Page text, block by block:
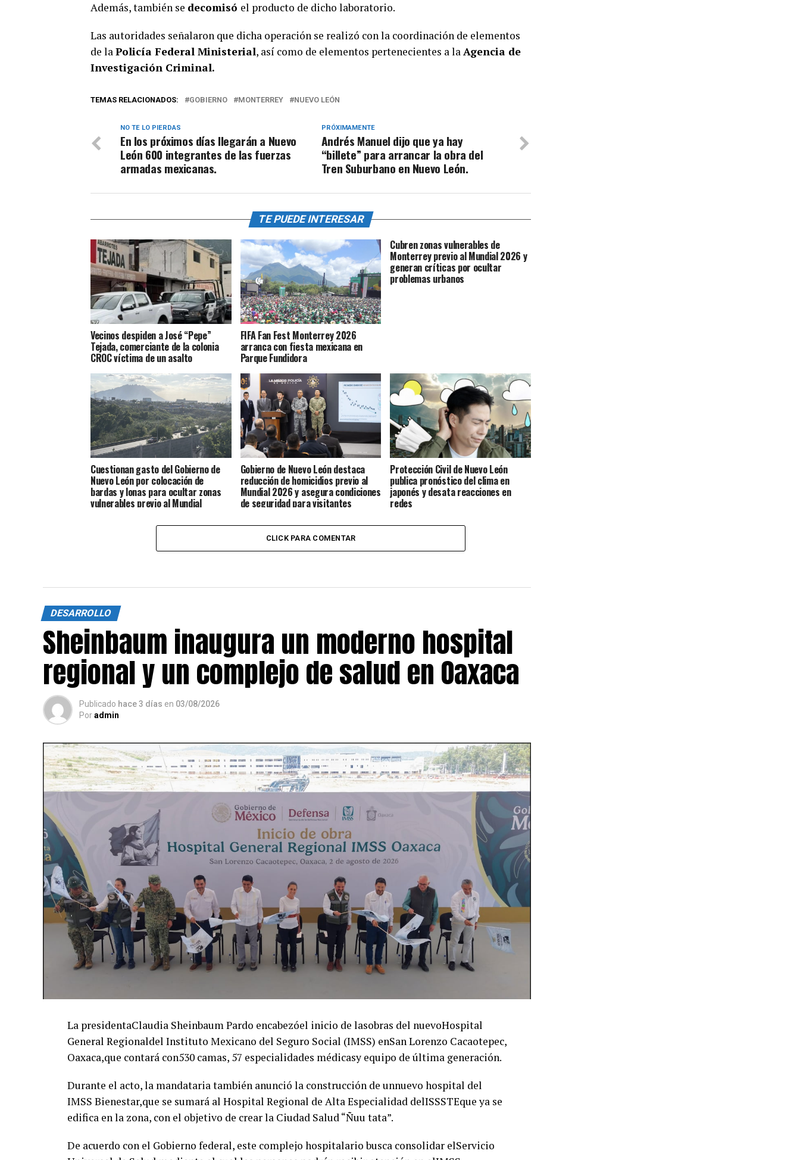
Además, también se decomisó el producto de dicho laboratorio.
Las autoridades señalaron que dicha operación se realizó con la coordinación de elementos
de laPolicía Federal Ministerial, así como de elementos pertenecientes a laAgencia de
Investigación Criminal.
TEMAS RELACIONADOS: GOBIERNO MONTERREY NUEVO LEÓN
PRÓXIMAMENTE
Andrés Manuel dijo que ya hay
“billete” para arrancar la obra del
Tren Suburbano en Nuevo León.
NO TE LO PIERDAS
En los próximos días llegarán a Nuevo
León 600 integrantes de las fuerzas
armadas mexicanas.
TE PUEDE INTERESAR
Vecinos despiden a José “Pepe”
Tejada, comerciante de la colonia
CROC víctima de un asalto
FIFA Fan Fest Monterrey 2026
arranca con fiesta mexicana en
Parque Fundidora
Cubren zonas vulnerables de
Monterrey previo al Mundial 2026 y
generan críticas por ocultar
problemas urbanos
Cuestionan gasto del Gobierno de
Nuevo León por colocación de
bardas y lonas para ocultar zonas
vulnerables previo al Mundial
Gobierno de Nuevo León destaca
reducción de homicidios previo al
Mundial 2026 y asegura condiciones
de seguridad para visitantes
Protección Civil de Nuevo León
publica pronóstico del clima en
japonés y desata reacciones en
redes
CLICK PARA COMENTAR
DESARROLLO
Sheinbaum inaugura un moderno hospital
regional y un complejo de salud en Oaxaca
Publicado hace 3 días en 03/08/2026
Poradmin
La presidentaClaudia Sheinbaum Pardo encabezóel inicio de lasobras del nuevoHospital
General Regionaldel Instituto Mexicano del Seguro Social (IMSS) enSan Lorenzo Cacaotepec,
Oaxaca,que contará con530 camas, 57 especialidades médicasy equipo de última generación.
Durante el acto, la mandataria también anunció la construcción de unnuevo hospital del
IMSS Bienestar,que se sumará al Hospital Regional de Alta Especialidad delISSSTEque ya se
edifica en la zona, con el objetivo de crear la Ciudad Salud “Ñuu tata”.
De acuerdo con el Gobierno federal, este complejo hospitalario busca consolidar elServicio